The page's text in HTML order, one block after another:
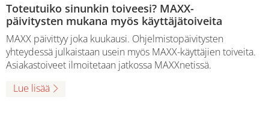
Toteutuiko sinunkin toiveesi? MAXX-
päivitysten mukana myös käyttäjätoiveita
MAXX päivittyy joka kuukausi. Ohjelmistopäivitysten
yhteydessä julkaistaan usein myös MAXX-käyttäjien toiveita.
Asiakastoiveet ilmoitetaan jatkossa MAXXnetissä.
Lue lisää